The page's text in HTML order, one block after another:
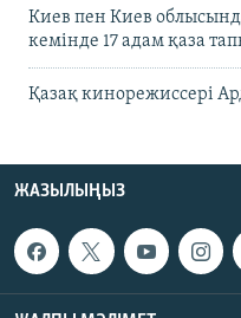
Киев пен Киев
кемінде 17 адам қаза
Қазақ кинорежиссері
ЖАЗЫЛЫҢЫЗ